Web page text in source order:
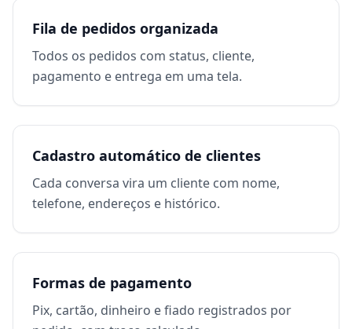
Fila de pedidos organizada
Todos os pedidos com status, cliente,
pagamento e entrega em uma tela.
Cadastro automático de clientes
Cada conversa vira um cliente com nome,
telefone, endereços e histórico.
Formas de pagamento
Pix, cartão, dinheiro e fiado registrados por